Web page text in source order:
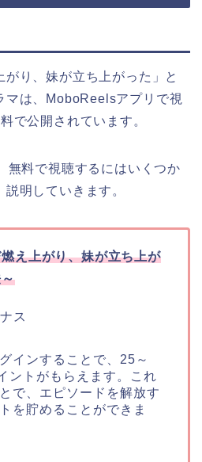
がり、妹が立ち上がった」 と
マは、MoboReelsアプリで視
で公開されています。
無料で視聴するにはいくつか
明していきます。
え上がり、妹が立ち上が
ス
インすることで、25～
ントがもらえます。これ
で、エピソードを解放す
を貯めることができま